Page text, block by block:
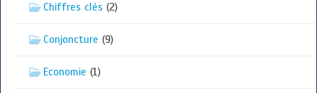
Chiffres clés (2)
Conjoncture (9)
Economie (1)